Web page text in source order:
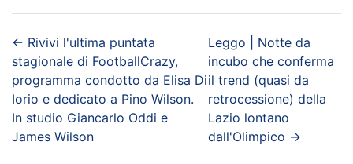
← Rivivi l'ultima puntata
stagionale di FootballCrazy,
programma condotto da Elisa Di
Iorio e dedicato a Pino Wilson.
In studio Giancarlo Oddi e
James Wilson
Leggo | Notte da
incubo che conferma
il trend (quasi da
retrocessione) della
Lazio lontano
dall'Olimpico →